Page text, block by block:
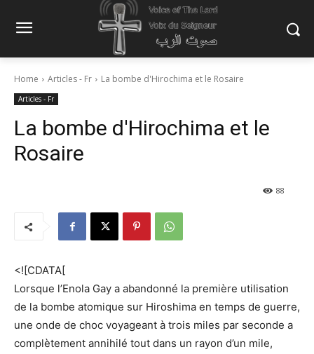
Home Articles - Fr La bombe d'Hirochima et le Rosaire
Articles - Fr
La bombe d'Hirochima et le
Rosaire
88
<![CDATA[
Lorsque l’Enola Gay a abandonné la première utilisation
de la bombe atomique sur Hiroshima en temps de guerre,
une onde de choc voyageant à trois miles par seconde a
complètement annihilé tout dans un rayon d’un mile,